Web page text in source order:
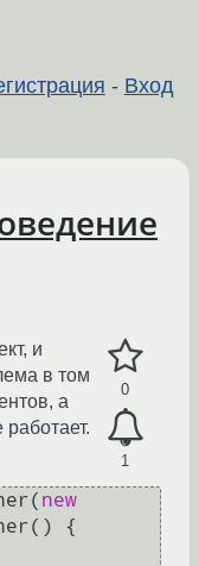
- Вход
0
1
и
в том
а
new
{